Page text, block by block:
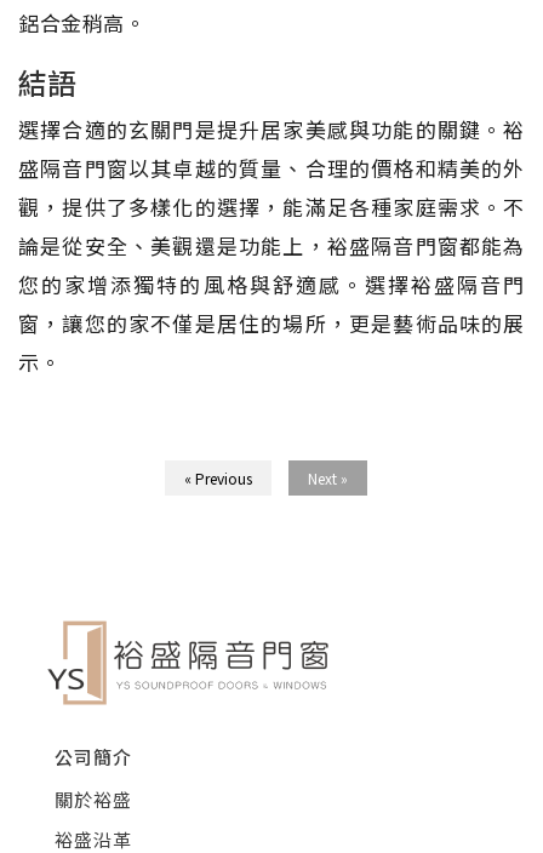
鋁合金稍高。
結語
選擇合適的玄關門是提升居家美感與功能的關鍵。裕
盛隔音門窗以其卓越的質量、合理的價格和精美的外
觀，提供了多樣化的選擇，能滿足各種家庭需求。不
論是從安全、美觀還是功能上，裕盛隔音門窗都能為
您的家增添獨特的風格與舒適感。選擇裕盛隔音門
窗，讓您的家不僅是居住的場所，更是藝術品味的展
示。
« Previous Next »
公司簡介
關於裕盛
裕盛沿革